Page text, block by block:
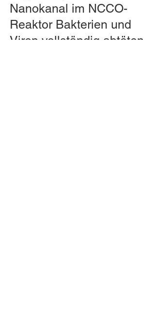
Nanokanal im NCCO-
Reaktor Bakterien und
Viren vollständig abtöten